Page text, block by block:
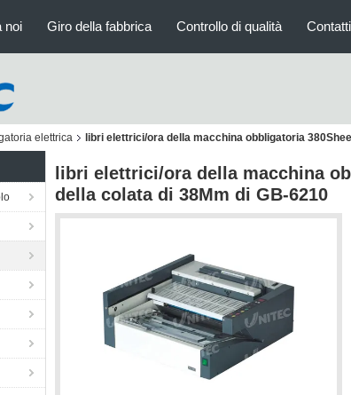
noi Giro della fabbrica Controllo di qualità
elettrica libri elettrici/ora della macchina obbligatoria
libri elettrici/ora della macchina
della colata di 38Mm di GB-6210